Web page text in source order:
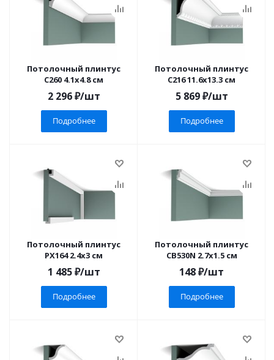
Потолочный плинтус
C260 4.1x4.8 см
2 296₽/шт
Подробнее
Потолочный плинтус
C216 11.6x13.3 см
5 869₽/шт
Подробнее
Потолочный плинтус
PX164 2.4x3 см
1 485₽/шт
Подробнее
Потолочный плинтус
CB530N 2.7x1.5 см
148₽/шт
Подробнее